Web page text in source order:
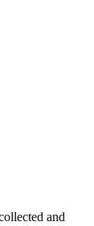
and